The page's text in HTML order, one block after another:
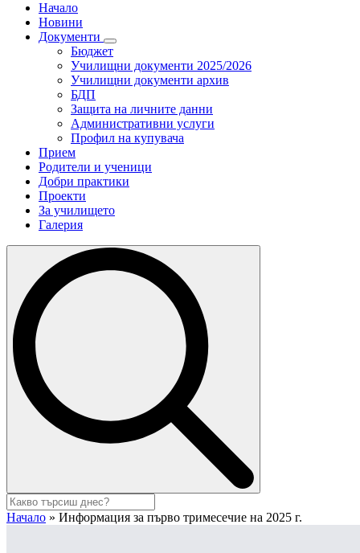
Начало
Новини
Документи
Бюджет
Училищни документи 2025/2026
Училищни документи архив
БДП
Защита на личните данни
Административни услуги
Профил на купувача
Прием
Родители и ученици
Добри практики
Проекти
За училището
Галерия
Search
Начало » Информация за първо тримесечие на 2025 г.